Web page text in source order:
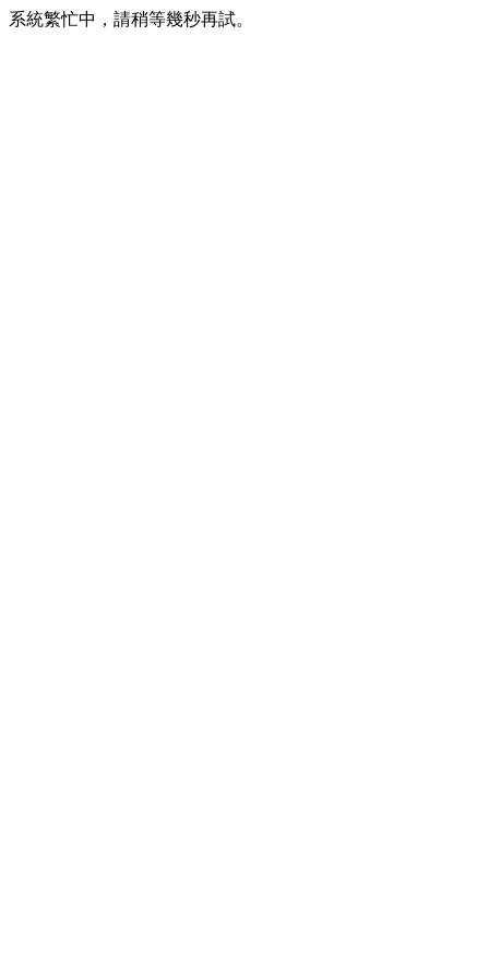
系統繁忙中，請稍等幾秒再試。